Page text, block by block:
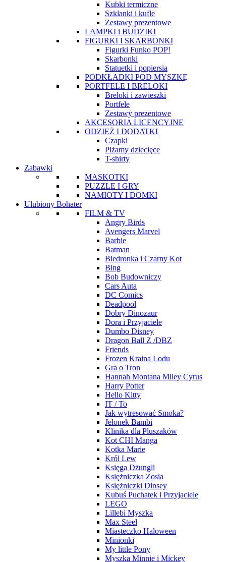
Kubki termiczne
Szklanki i kufle
Zestawy prezentowe
LAMPKI i BUDZIKI
FIGURKI I SKARBONKI
Figurki Funko POP!
Skarbonki
Statuetki i popiersia
PODKŁADKI POD MYSZKĘ
PORTFELE I BRELOKI
Breloki i zawieszki
Portfele
Zestawy prezentowe
AKCESORIA LICENCYJNE
ODZIEŻ I DODATKI
Czapki
Piżamy dziecięce
T-shirty
Zabawki
MASKOTKI
PUZZLE I GRY
NAMIOTY I DOMKI
Ulubiony Bohater
FILM & TV
Angry Birds
Avengers Marvel
Barbie
Batman
Biedronka i Czarny Kot
Bing
Bob Budowniczy
Cars Auta
DC Comics
Deadpool
Dobry Dinozaur
Dora i Przyjaciele
Dumbo Disney
Dragon Ball Z /DBZ
Friends
Frozen Kraina Lodu
Gra o Tron
Hannah Montana Miley Cyrus
Harry Potter
Hello Kitty
IT / To
Jak wytresować Smoka?
Jelonek Bambi
Klinika dla Pluszaków
Kot CHI Manga
Kotka Marie
Król Lew
Księga Dżungli
Księżniczka Zosia
Księżniczki Dinsey
Kubuś Puchatek i Przyjaciele
LEGO
Lillebi Myszka
Max Steel
Miasteczko Haloween
Minionki
My little Pony
Myszka Minnie i Mickey